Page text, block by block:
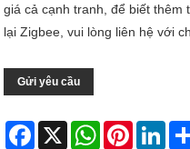
giá cả cạnh tranh, để biết
lại Zigbee, vui lòng liên hệ với
Gửi yêu cầu
Facebook
X WhatsAppPinterest